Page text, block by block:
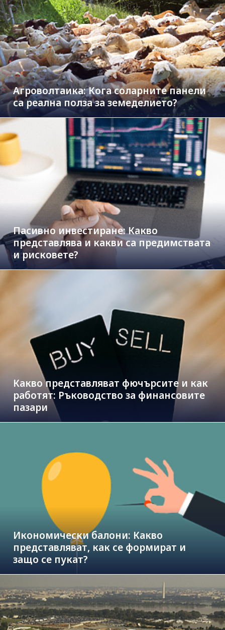
Агроволтаика: Кога соларните панели
са реална полза за земеделието?
Пасивно инвестиране: Какво
представлява и какви са предимствата
и рисковете?
Какво представляват фючърсите и как
работят: Ръководство за финансовите
пазари
Икономически балони: Какво
представляват, как се формират и
защо се пукат?